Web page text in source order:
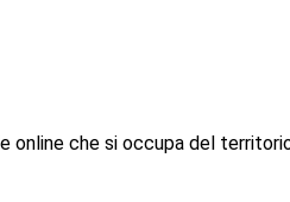
online che si occupa del